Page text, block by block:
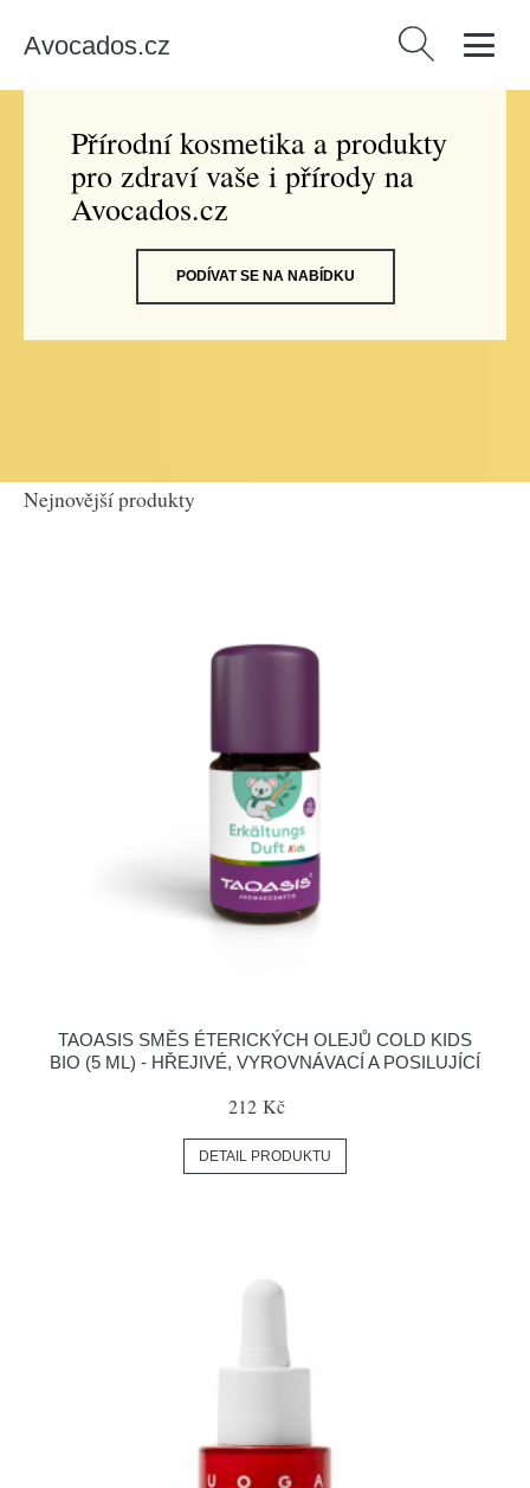
Avocados.cz Vyhledávání
Přírodní kosmetika a produkty
pro zdraví vaše i přírody na
Avocados.cz
PODÍVAT SE NA NABÍDKU
Nejnovější produkty
TAOASIS SMĚS ÉTERICKÝCH OLEJŮ COLD KIDS
BIO (5 ML) - HŘEJIVÉ, VYROVNÁVACÍ A POSILUJÍCÍ
212 Kč
DETAIL PRODUKTU